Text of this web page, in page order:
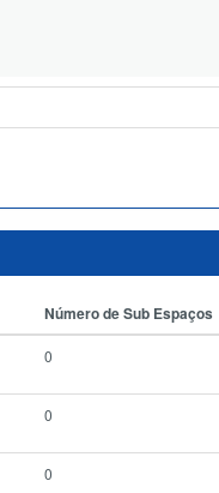
Número de Sub Espaços
0
0
0